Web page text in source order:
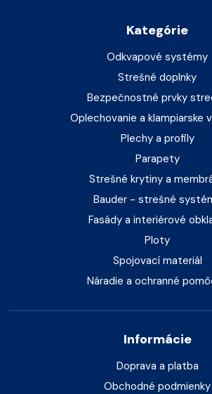
Kategórie
Odkvapové systémy
Strešné doplnky
Bezpečnostné prvky
Oplechovanie a klampiarske
Plechy a profily
Parapety
Strešné krytiny a
Bauder - strešné
Fasády a interiérové
Ploty
Spojovací materiál
Náradie a ochranné
Informácie
Doprava a platba
Obchodné podmienky